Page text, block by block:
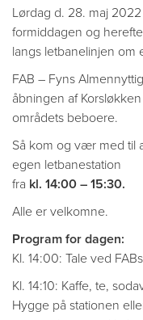
Lørdag d. 28. maj
formiddagen og
langs letbanelinjen om
FAB – Fyns
åbningen af
områdets beboere.
Så kom og vær med til
egen letbanestation
fra kl. 14:00 – 15:30.
Alle er velkomne.
Program for dagen:
Kl. 14:00: Tale ved
Kl. 14:10: Kaffe, te,
Hygge på stationen